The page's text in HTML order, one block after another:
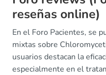
reseñas online)
En el Foro Pacientes, se
mixtas sobre
usuarios destacan la
especialmente en el